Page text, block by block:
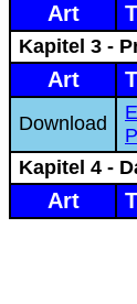
Art
Kapitel 3 -
Art
Download
Kapitel 4 -
Art